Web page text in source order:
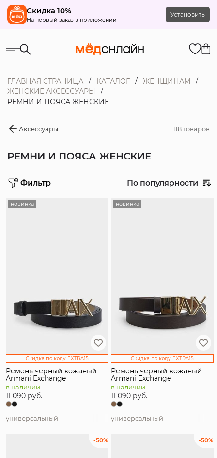
Скидка 10%
На первый заказ в приложении
Установить
ГЛАВНАЯ СТРАНИЦА КАТАЛОГ
ЖЕНЩИНАМ
ЖЕНСКИЕ АКСЕССУАРЫ
РЕМНИ И ПОЯСА ЖЕНСКИЕ
Аксессуары 118 товаров
РЕМНИ И ПОЯСА ЖЕНСКИЕ
Фильтр
Цена
Цвет
Страна производитель
Бренд
Размер
По популярности
новинка
Скидка по коду EXTRA15
Ремень черный кожаный
Armani Exchange
в наличии
11 090 руб.
универсальный
новинка
Скидка по коду EXTRA15
Ремень черный кожаный
Armani Exchange
в наличии
11 090 руб.
универсальный
-50% -50%